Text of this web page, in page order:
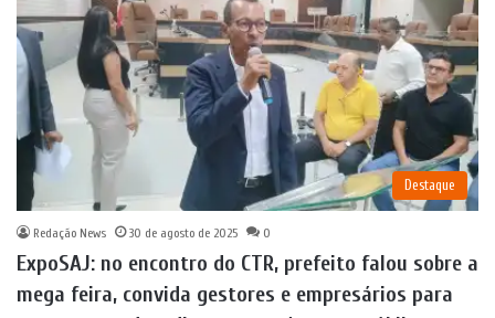
Destaque
Redação News 30 de agosto de 2025 0
ExpoSAJ: no encontro do CTR, prefeito falou sobre a
mega feira, convida gestores e empresários para